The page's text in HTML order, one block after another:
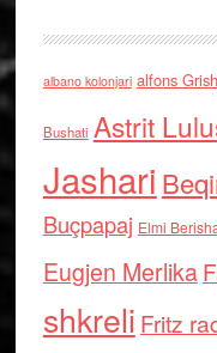
albano kolonjari alfons
Bushati Astrit
Jashari
Buçpapaj Elmi
Eugjen Merlika
shkreli Fritz